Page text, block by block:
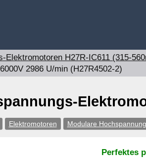
Elektromotoren H27R-IC611 (315-
2986 U/min (H27R4502-2)
Elektromotoren Modulare
Perfektes